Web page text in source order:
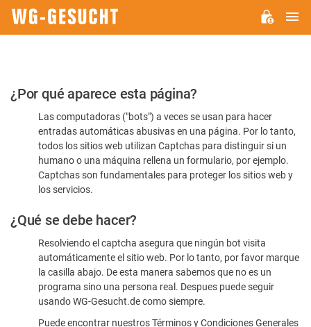
Por
favor,
confirme
humano
¿Por qué aparece esta página?
Las computadoras ("bots") a veces se usan para hacer
entradas automáticas abusivas en una página. Por lo tanto,
todos los sitios web utilizan Captchas para distinguir si un
humano o una máquina rellena un formulario, por ejemplo.
Captchas son fundamentales para proteger los sitios web y
los servicios.
¿Qué se debe hacer?
Resolviendo el captcha asegura que ningún bot visita
automáticamente el sitio web. Por lo tanto, por favor marque
la casilla abajo. De esta manera sabemos que no es un
programa sino una persona real. Despues puede seguir
usando WG-Gesucht.de como siempre.
Puede encontrar nuestros Términos y Condiciones Generales